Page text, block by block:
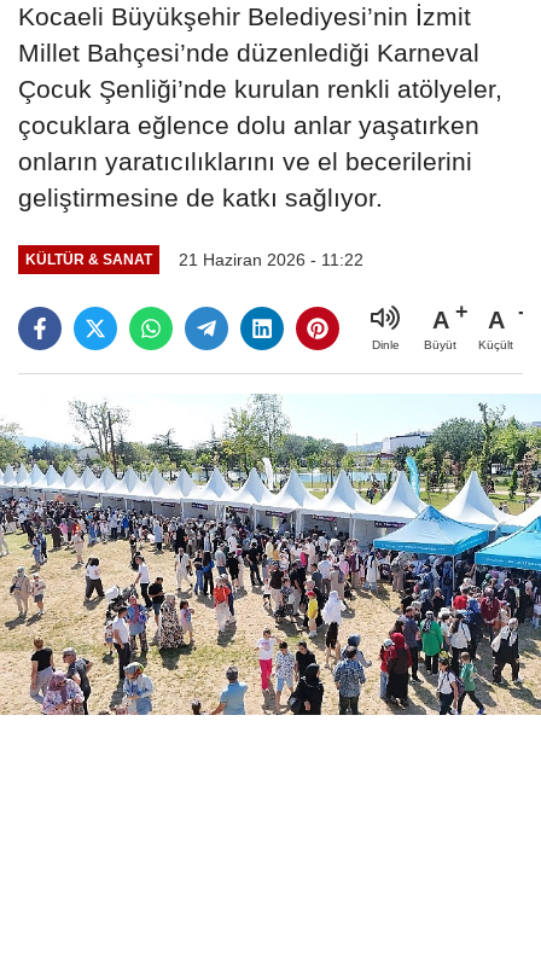
Kocaeli Büyükşehir Belediyesi’nin İzmit
Millet Bahçesi’nde düzenlediği Karneval
Çocuk Şenliği’nde kurulan renkli atölyeler,
çocuklara eğlence dolu anlar yaşatırken
onların yaratıcılıklarını ve el becerilerini
geliştirmesine de katkı sağlıyor.
KÜLTÜR & SANAT 21 Haziran 2026 - 11:22
Dinle
A
Büyüt
A
Küçült